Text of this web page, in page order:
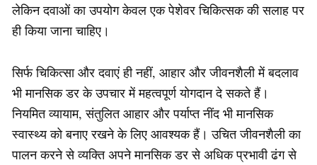
लेकिन दवाओं का उपयोग केवल एक पेशेवर चिकित्सक की सलाह पर
ही किया जाना चाहिए।
सिर्फ चिकित्सा और दवाएं ही नहीं, आहार और जीवनशैली में बदलाव
भी मानसिक डर के उपचार में महत्वपूर्ण योगदान दे सकते हैं।
नियमित व्यायाम, संतुलित आहार और पर्याप्त नींद भी मानसिक
स्वास्थ्य को बनाए रखने के लिए आवश्यक हैं। उचित जीवनशैली का
पालन करने से व्यक्ति अपने मानसिक डर से अधिक प्रभावी ढंग से